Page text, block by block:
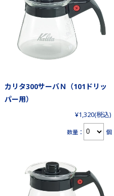
カリタ300サーバＮ（101ドリッ
パー用）
¥1,320(税込)
数量： 個